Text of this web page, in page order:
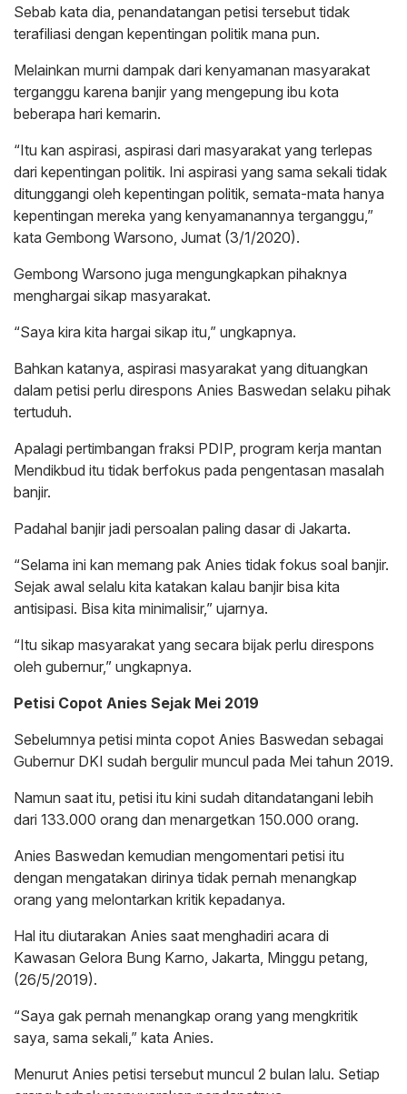
Sebab kata dia, penandatangan petisi tersebut tidak
terafiliasi dengan kepentingan politik mana pun.
Melainkan murni dampak dari kenyamanan masyarakat
terganggu karena banjir yang mengepung ibu kota
beberapa hari kemarin.
“Itu kan aspirasi, aspirasi dari masyarakat yang terlepas
dari kepentingan politik. Ini aspirasi yang sama sekali tidak
ditunggangi oleh kepentingan politik, semata-mata hanya
kepentingan mereka yang kenyamanannya terganggu,”
kata Gembong Warsono, Jumat (3/1/2020).
Gembong Warsono juga mengungkapkan pihaknya
menghargai sikap masyarakat.
“Saya kira kita hargai sikap itu,” ungkapnya.
Bahkan katanya, aspirasi masyarakat yang dituangkan
dalam petisi perlu direspons Anies Baswedan selaku pihak
tertuduh.
Apalagi pertimbangan fraksi PDIP, program kerja mantan
Mendikbud itu tidak berfokus pada pengentasan masalah
banjir.
Padahal banjir jadi persoalan paling dasar di Jakarta.
“Selama ini kan memang pak Anies tidak fokus soal banjir.
Sejak awal selalu kita katakan kalau banjir bisa kita
antisipasi. Bisa kita minimalisir,” ujarnya.
“Itu sikap masyarakat yang secara bijak perlu direspons
oleh gubernur,” ungkapnya.
Petisi Copot Anies Sejak Mei 2019
Sebelumnya petisi minta copot Anies Baswedan sebagai
Gubernur DKI sudah bergulir muncul pada Mei tahun 2019.
Namun saat itu, petisi itu kini sudah ditandatangani lebih
dari 133.000 orang dan menargetkan 150.000 orang.
Anies Baswedan kemudian mengomentari petisi itu
dengan mengatakan dirinya tidak pernah menangkap
orang yang melontarkan kritik kepadanya.
Hal itu diutarakan Anies saat menghadiri acara di
Kawasan Gelora Bung Karno, Jakarta, Minggu petang,
(26/5/2019).
“Saya gak pernah menangkap orang yang mengkritik
saya, sama sekali,” kata Anies.
Menurut Anies petisi tersebut muncul 2 bulan lalu. Setiap